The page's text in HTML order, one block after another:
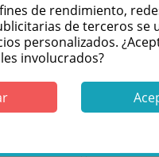
10
NL2-
(10m)
MARK
de rendimiento,
de terceros se
personalizados.
involucrados?